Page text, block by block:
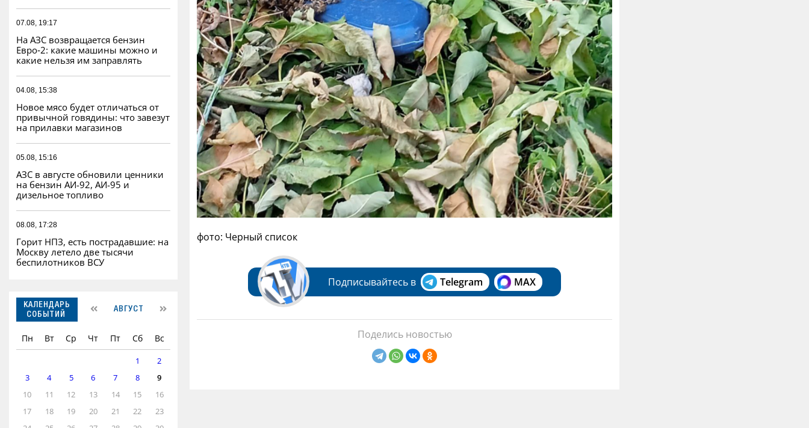
07.08, 19:17
На АЗС возвращается бензин
Евро‑2: какие машины можно и
какие нельзя им заправлять
04.08, 15:38
Новое мясо будет отличаться от
привычной говядины: что завезут
на прилавки магазинов
05.08, 15:16
АЗС в августе обновили ценники
на бензин АИ-92, АИ-95 и
дизельное топливо
08.08, 17:28
Горит НПЗ, есть пострадавшие: на
Москву летело две тысячи
беспилотников ВСУ
КАЛЕНДАРЬ
СОБЫТИЙ
АВГУСТ
Пн Вт Ср Чт Пт Сб Вс
1
2
3
4 5 6 7 8
9
10
11 12 13 14 15
16
17
18 19 20 21 22
23
фото: Черный список
Подписывайтесь в Telegram MAX
Поделись новостью